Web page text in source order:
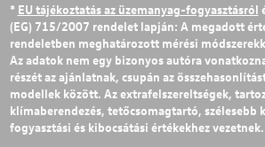
* EU tájékoztatás az üzemanyag-fogyasztásról
(EG) 715/2007 rendelet lapján: A megadott
rendeletben meghatározott mérési
Az adatok nem egy bizonyos autóra
részét az ajánlatnak, csupán az
modellek között. Az extrafelszereltségek,
klímaberendezés, tetőcsomagtartó, szélesebb
fogyasztási és kibocsátási értékekhez vezetnek.